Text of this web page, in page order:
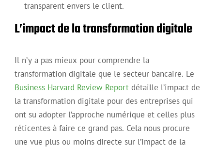
transparent envers le client.
L’impact de la transformation digitale
Il n’y a pas mieux pour comprendre la
transformation digitale que le secteur bancaire. Le
Business Harvard Review Report détaille l’impact de
la transformation digitale pour des entreprises qui
ont su adopter l’approche numérique et celles plus
réticentes à faire ce grand pas. Cela nous procure
une vue plus ou moins directe sur l’impact de la